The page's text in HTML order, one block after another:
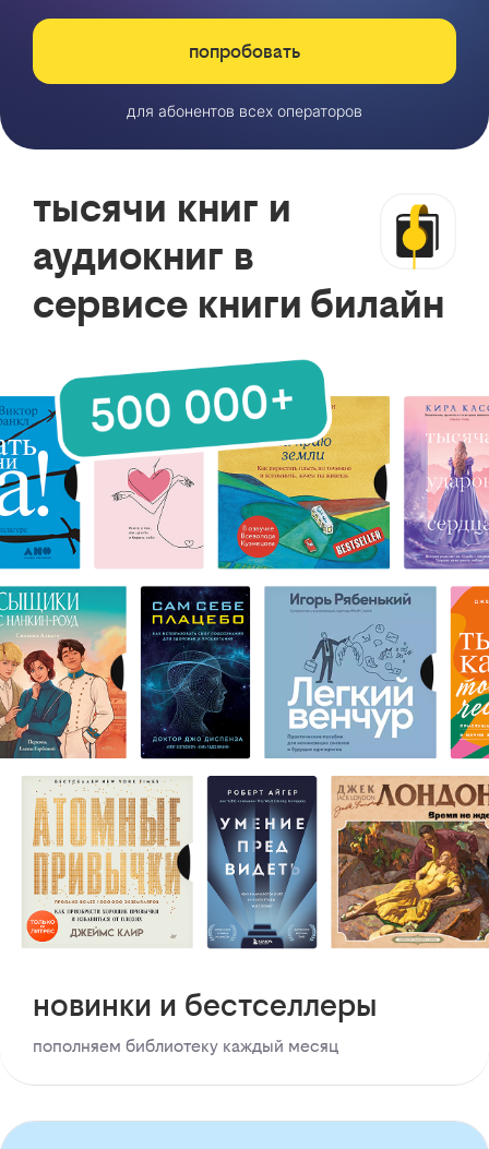
попробовать
для абонентов всех операторов
тысячи книг и
аудиокниг в
сервисе книги билайн
новинки и бестселлеры
пополняем библиотеку каждый месяц